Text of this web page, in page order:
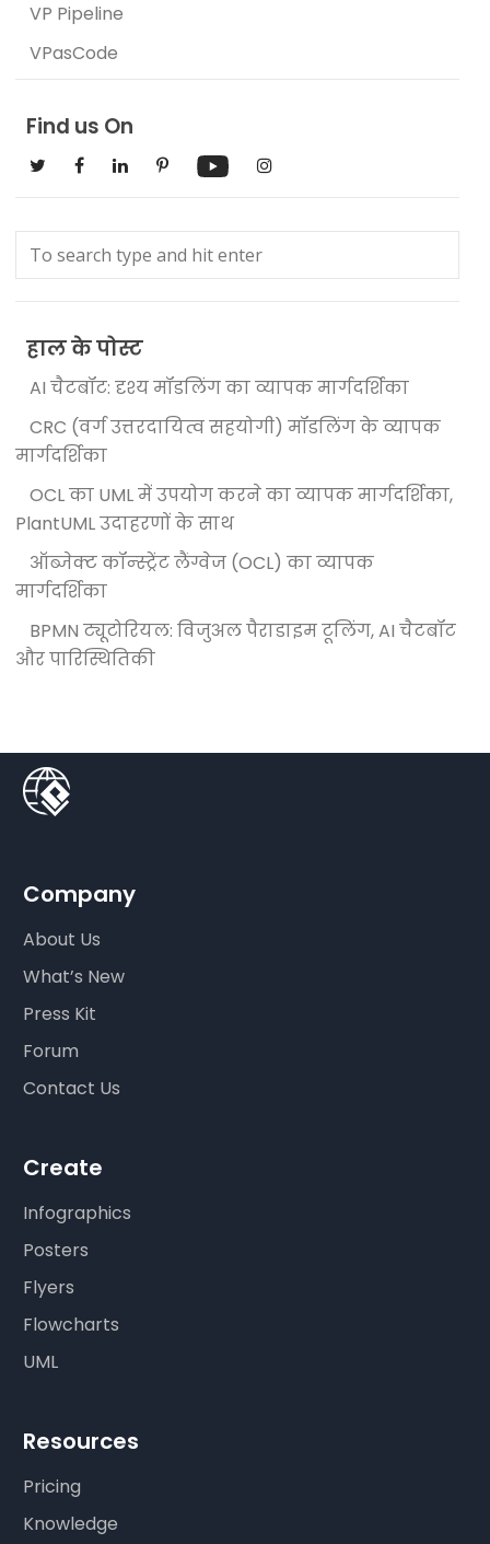
VP Pipeline
VPasCode
Find us On
हाल के पोस्ट
AI चैटबॉट: दृश्य मॉडलिंग का व्यापक मार्गदर्शिका
CRC (वर्ग उत्तरदायित्व सहयोगी) मॉडलिंग के व्यापक
मार्गदर्शिका
OCL का UML में उपयोग करने का व्यापक मार्गदर्शिका,
PlantUML उदाहरणों के साथ
ऑब्जेक्ट कॉन्स्ट्रेंट लैंग्वेज (OCL) का व्यापक
मार्गदर्शिका
BPMN ट्यूटोरियल: विजुअल पैराडाइम टूलिंग, AI चैटबॉट
और पारिस्थितिकी
Company
About Us
What’s New
Press Kit
Forum
Contact Us
Create
Infographics
Posters
Flyers
Flowcharts
UML
Resources
Pricing
Knowledge